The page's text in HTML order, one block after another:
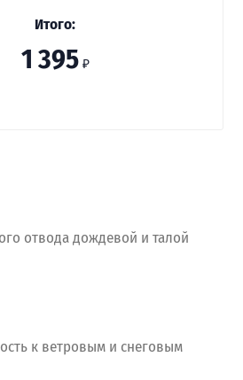
Итого:
1 395 ₽
отвода дождевой и талой
к ветровым и снеговым